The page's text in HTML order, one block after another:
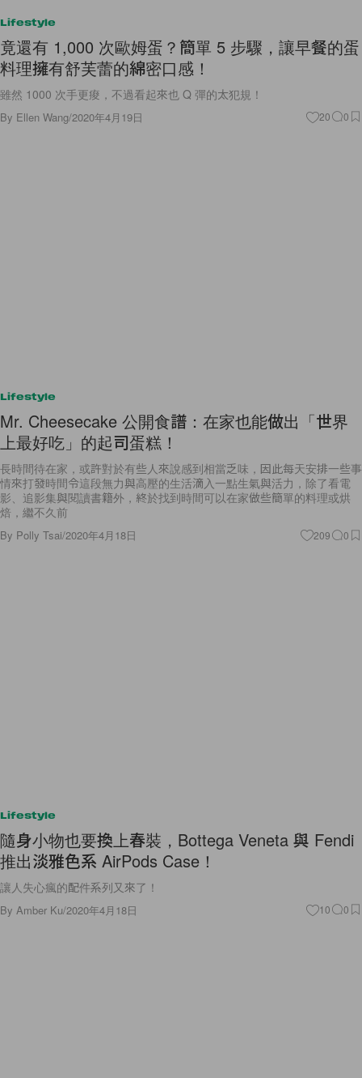
Lifestyle
竟還有 1,000 次歐姆蛋？簡單 5 步驟，讓早餐的蛋
料理擁有舒芙蕾的綿密口感！
雖然 1000 次手更痠，不過看起來也 Q 彈的太犯規！
By Ellen Wang/2020年4月19日 20 0
Lifestyle
Mr. Cheesecake 公開食譜：在家也能做出「世界
上最好吃」的起司蛋糕！
長時間待在家，或許對於有些人來說感到相當乏味，因此每天安排一些事
情來打發時間令這段無力與高壓的生活滴入一點生氣與活力，除了看電
影、追影集與閱讀書籍外，終於找到時間可以在家做些簡單的料理或烘
焙，繼不久前
By Polly Tsai/2020年4月18日 209 0
Lifestyle
隨身小物也要換上春裝，Bottega Veneta 與 Fendi
推出淡雅色系 AirPods Case！
讓人失心瘋的配件系列又來了！
By Amber Ku/2020年4月18日 10 0